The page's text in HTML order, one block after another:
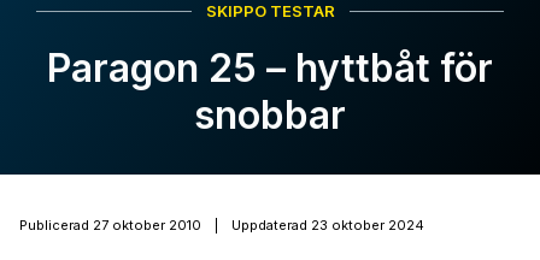
SKIPPO TESTAR
Paragon 25 – hyttbåt för
snobbar
Publicerad 27 oktober 2010 Uppdaterad 23 oktober 2024